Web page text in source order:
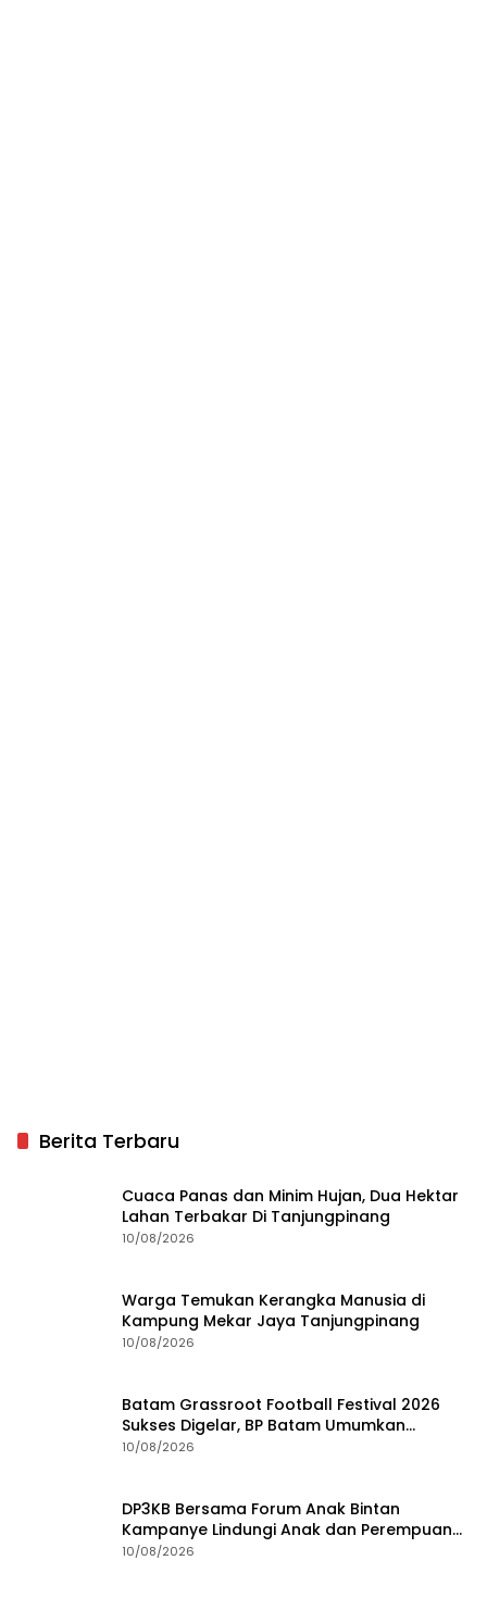
Berita Terbaru
Cuaca Panas dan Minim Hujan, Dua Hektar
Lahan Terbakar Di Tanjungpinang
10/08/2026
Warga Temukan Kerangka Manusia di
Kampung Mekar Jaya Tanjungpinang
10/08/2026
Batam Grassroot Football Festival 2026
Sukses Digelar, BP Batam Umumkan
Pemenang
10/08/2026
DP3KB Bersama Forum Anak Bintan
Kampanye Lindungi Anak dan Perempuan
dari Kekerasan
10/08/2026